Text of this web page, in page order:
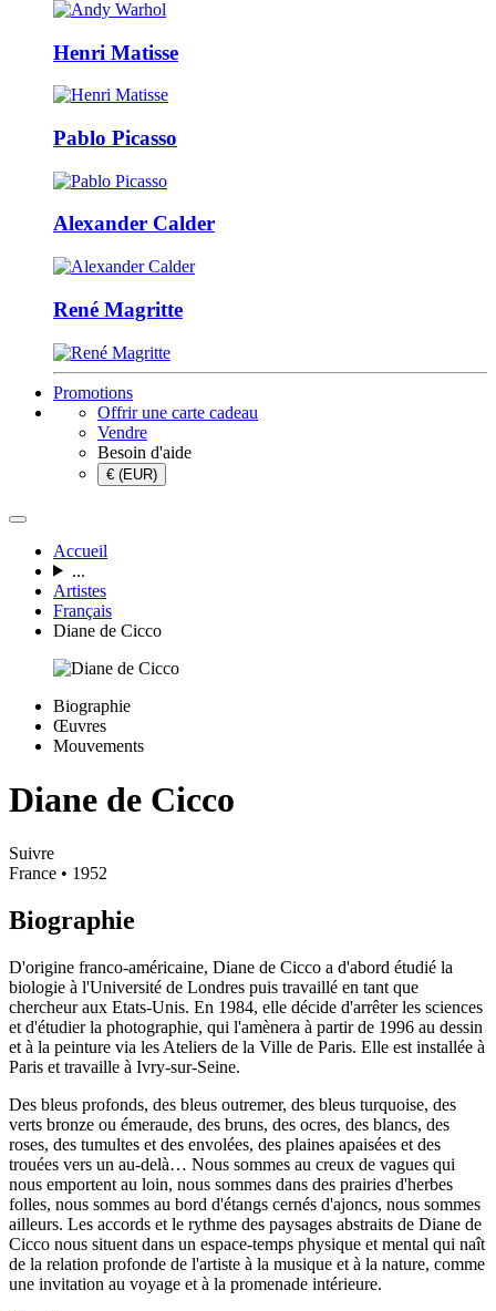
Henri Matisse
Pablo Picasso
Alexander Calder
René Magritte
Promotions
Offrir une carte cadeau
Vendre
Besoin d'aide
€ (EUR)
Accueil
...
Artistes
Français
Diane de Cicco
Biographie
Œuvres
Mouvements
Diane de Cicco
Suivre
France • 1952
Biographie
D'origine franco-américaine, Diane de Cicco a d'abord étudié la
biologie à l'Université de Londres puis travaillé en tant que
chercheur aux Etats-Unis. En 1984, elle décide d'arrêter les sciences
et d'étudier la photographie, qui l'amènera à partir de 1996 au dessin
et à la peinture via les Ateliers de la Ville de Paris. Elle est installée à
Paris et travaille à Ivry-sur-Seine.
Des bleus profonds, des bleus outremer, des bleus turquoise, des
verts bronze ou émeraude, des bruns, des ocres, des blancs, des
roses, des tumultes et des envolées, des plaines apaisées et des
trouées vers un au-delà… Nous sommes au creux de vagues qui
nous emportent au loin, nous sommes dans des prairies d'herbes
folles, nous sommes au bord d'étangs cernés d'ajoncs, nous sommes
ailleurs. Les accords et le rythme des paysages abstraits de Diane de
Cicco nous situent dans un espace-temps physique et mental qui naît
de la relation profonde de l'artiste à la musique et à la nature, comme
une invitation au voyage et à la promenade intérieure.